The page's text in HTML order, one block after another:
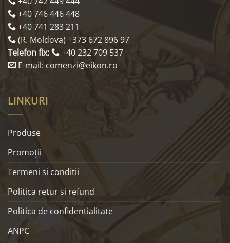
+40 746 446 448
+40 741 283 211
(R. Moldova) +373 672 896 97
Telefon fix:
+40 232 709 537
E-mail: comenzi@eikon.ro
LINKURI
Produse
Promoţii
Termeni si conditii
Politica retur si refund
Politica de confidentialitate
ANPC